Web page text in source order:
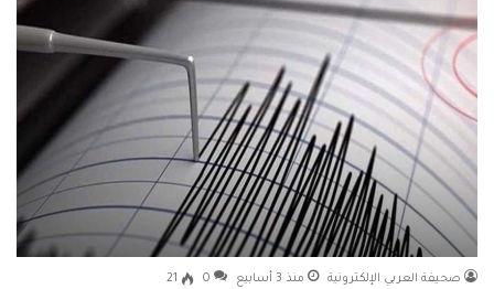
صحيفة العربي الإلكترونية منذ 3 أسابيع 0
21